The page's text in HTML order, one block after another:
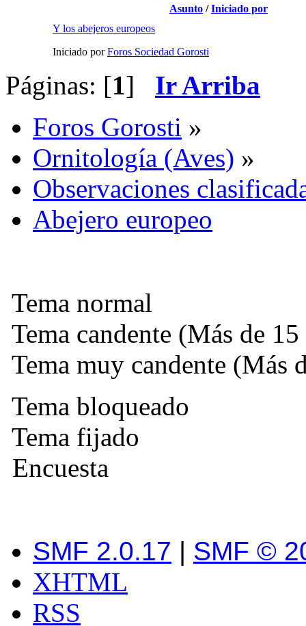
Asunto /Iniciado por
Y los abejeros europeos
Iniciado porForos Sociedad Gorosti
Páginas: [1] Ir Arriba
Foros Gorosti »
Ornitología (Aves) »
Observaciones
Abejero europeo
Tema normal
Tema candente (Más de 15
Tema muy candente (Más
Tema bloqueado
Tema fijado
Encuesta
SMF 2.0.17 | SMF ©
XHTML
RSS